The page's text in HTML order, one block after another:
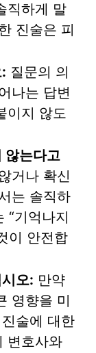
직하게 말
진술은 피
질문의 의
나는 답변
이지 않도
않는다고
거나 확신
는 솔직하
“기억나지
이 안전합
오: 만약
영향을 미
술에 대한
변호사와